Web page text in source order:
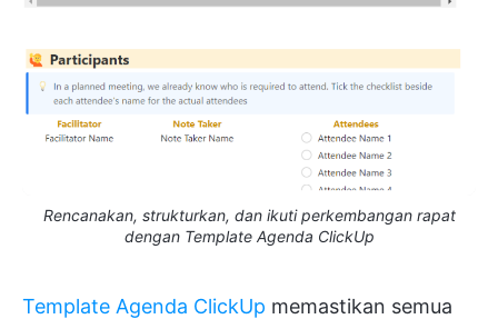
Rencanakan, strukturkan, dan ikuti perkembangan rapat
dengan Template Agenda ClickUp
Template Agenda ClickUp memastikan semua